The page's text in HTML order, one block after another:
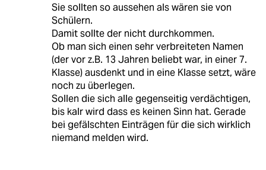
Sie sollten so aussehen als wären sie von
Schülern.
Damit sollte der nicht durchkommen.
Ob man sich einen sehr verbreiteten Namen
(der vor z.B. 13 Jahren beliebt war, in einer 7.
Klasse) ausdenkt und in eine Klasse setzt, wäre
noch zu überlegen.
Sollen die sich alle gegenseitig verdächtigen,
bis kalr wird dass es keinen Sinn hat. Gerade
bei gefälschten Einträgen für die sich wirklich
niemand melden wird.